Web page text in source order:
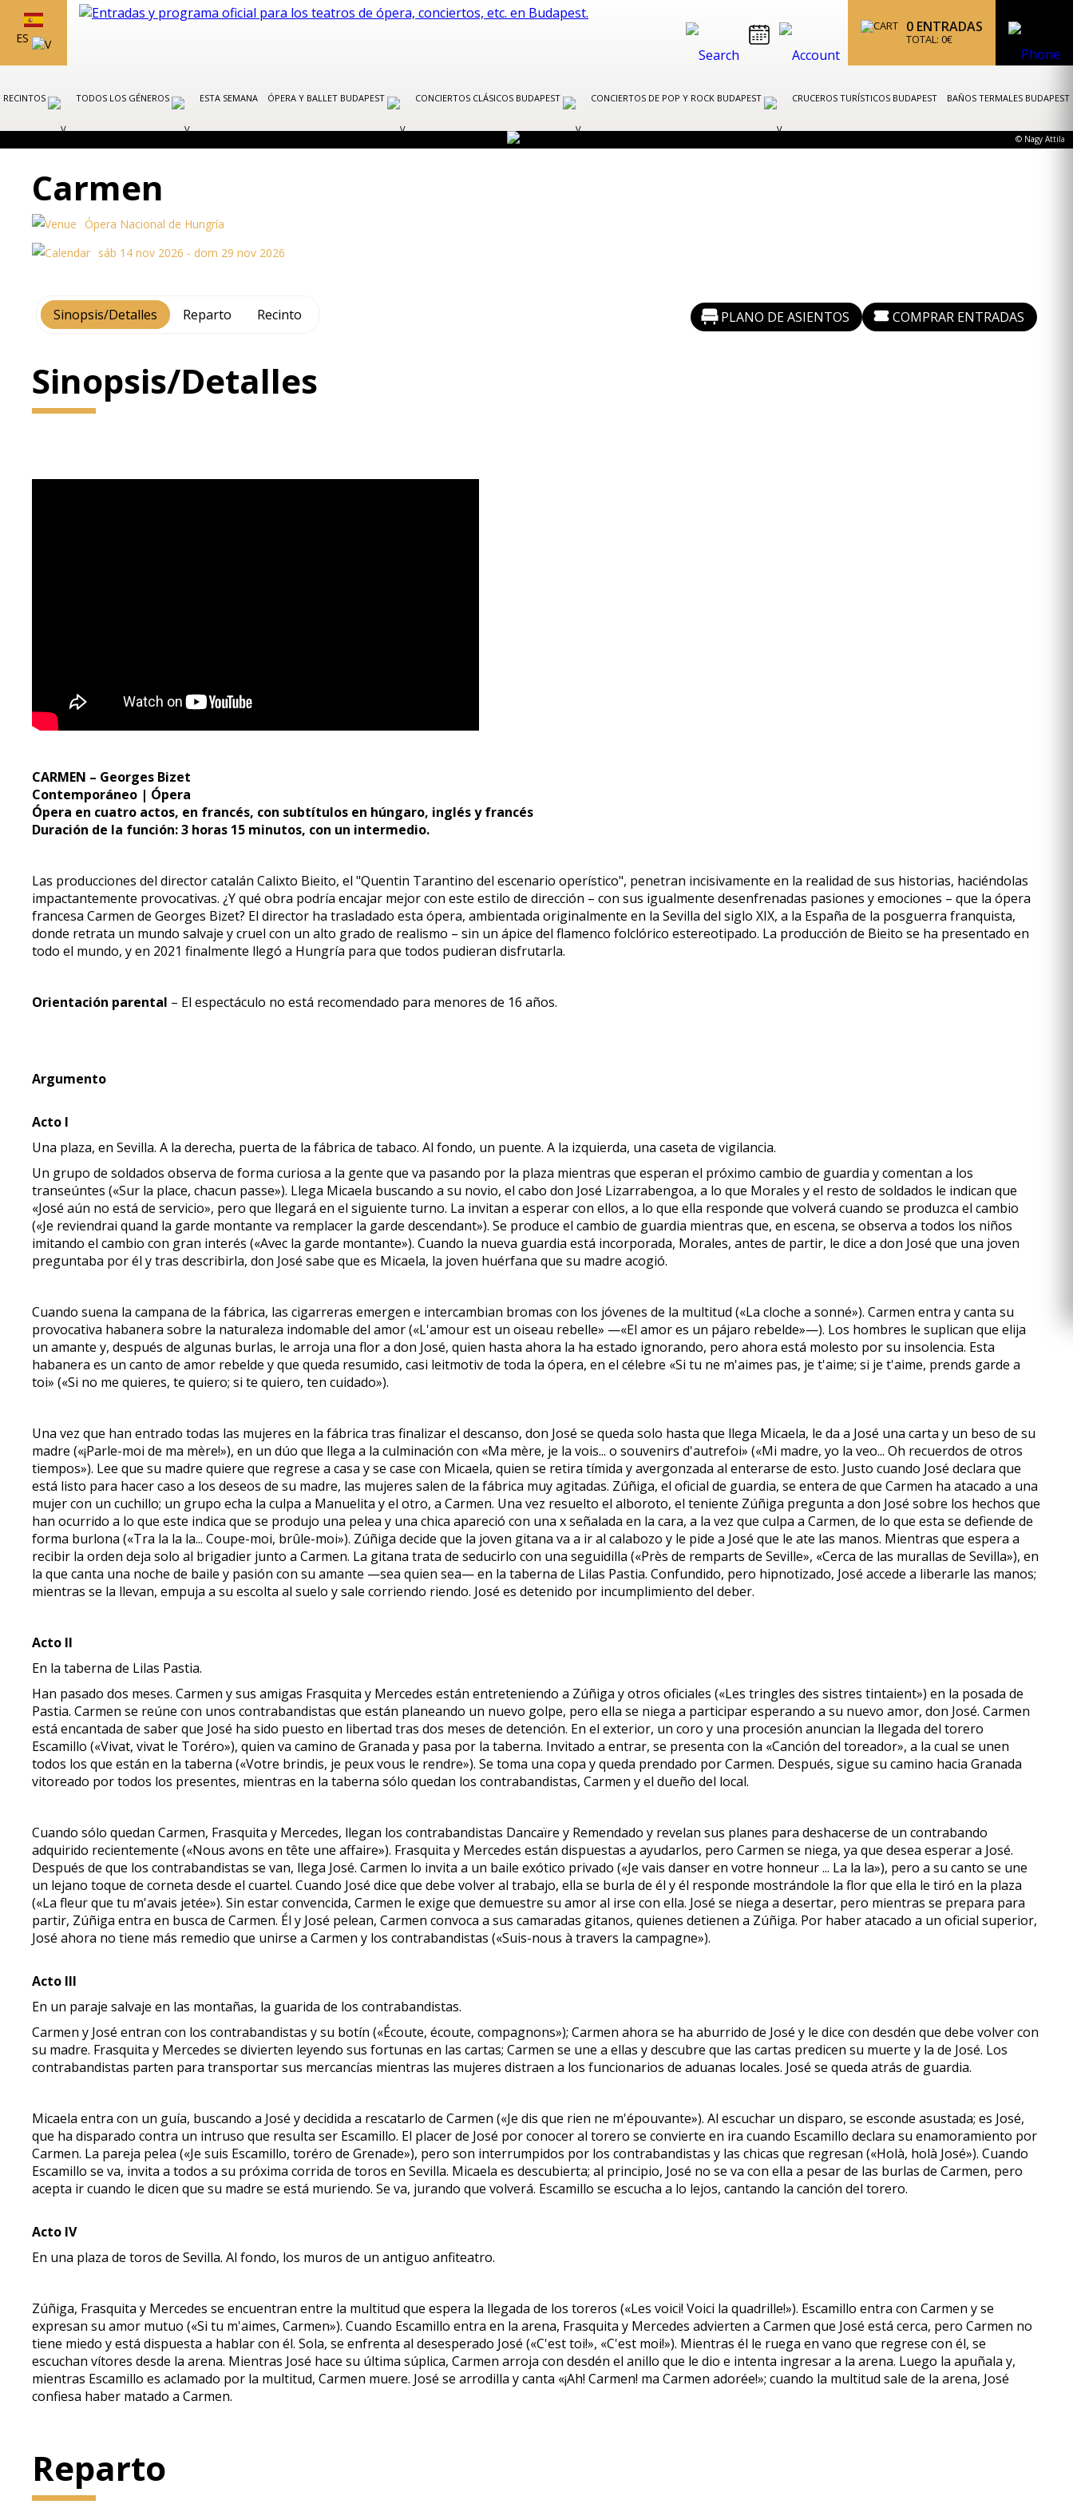
ES
0 ENTRADAS
TOTAL: 0€
RECINTOS TODOS LOS GÉNEROS ESTA SEMANA ÓPERA Y BALLET BUDAPEST CONCIERTOS CLÁSICOS BUDAPEST CONCIERTOS DE POP Y ROCK BUDAPEST CRUCEROS TURÍSTICOS BUDAPEST BAÑOS TERMALES BUDAPEST
© Nagy Attila
Carmen
Ópera Nacional de Hungría
sáb 14 nov 2026 - dom 29 nov 2026
Sinopsis/Detalles Reparto Recinto PLANO DE ASIENTOS COMPRAR ENTRADAS
Sinopsis/Detalles
CARMEN – Georges Bizet
Contemporáneo | Ópera
Ópera en cuatro actos, en francés, con subtítulos en húngaro, inglés y francés
Duración de la función: 3 horas 15 minutos, con un intermedio.
Las producciones del director catalán Calixto Bieito, el "Quentin Tarantino del escenario operístico", penetran incisivamente en la realidad de sus historias, haciéndolas
impactantemente provocativas. ¿Y qué obra podría encajar mejor con este estilo de dirección – con sus igualmente desenfrenadas pasiones y emociones – que la ópera
francesa Carmen de Georges Bizet? El director ha trasladado esta ópera, ambientada originalmente en la Sevilla del siglo XIX, a la España de la posguerra franquista,
donde retrata un mundo salvaje y cruel con un alto grado de realismo – sin un ápice del flamenco folclórico estereotipado. La producción de Bieito se ha presentado en
todo el mundo, y en 2021 finalmente llegó a Hungría para que todos pudieran disfrutarla.
Orientación parental – El espectáculo no está recomendado para menores de 16 años.
Argumento
Acto I
Una plaza, en Sevilla. A la derecha, puerta de la fábrica de tabaco. Al fondo, un puente. A la izquierda, una caseta de vigilancia.
Un grupo de soldados observa de forma curiosa a la gente que va pasando por la plaza mientras que esperan el próximo cambio de guardia y comentan a los
transeúntes («Sur la place, chacun passe»). Llega Micaela buscando a su novio, el cabo don José Lizarrabengoa, a lo que Morales y el resto de soldados le indican que
«José aún no está de servicio», pero que llegará en el siguiente turno. La invitan a esperar con ellos, a lo que ella responde que volverá cuando se produzca el cambio
(«Je reviendrai quand la garde montante va remplacer la garde descendant»). Se produce el cambio de guardia mientras que, en escena, se observa a todos los niños
imitando el cambio con gran interés («Avec la garde montante»). Cuando la nueva guardia está incorporada, Morales, antes de partir, le dice a don José que una joven
preguntaba por él y tras describirla, don José sabe que es Micaela, la joven huérfana que su madre acogió.
Cuando suena la campana de la fábrica, las cigarreras emergen e intercambian bromas con los jóvenes de la multitud («La cloche a sonné»). Carmen entra y canta su
provocativa habanera sobre la naturaleza indomable del amor («L'amour est un oiseau rebelle» —«El amor es un pájaro rebelde»—). Los hombres le suplican que elija
un amante y, después de algunas burlas, le arroja una flor a don José, quien hasta ahora la ha estado ignorando, pero ahora está molesto por su insolencia. Esta
habanera es un canto de amor rebelde y que queda resumido, casi leitmotiv de toda la ópera, en el célebre «Si tu ne m'aimes pas, je t'aime; si je t'aime, prends garde a
toi» («Si no me quieres, te quiero; si te quiero, ten cuidado»).
Una vez que han entrado todas las mujeres en la fábrica tras finalizar el descanso, don José se queda solo hasta que llega Micaela, le da a José una carta y un beso de su
madre («¡Parle-moi de ma mère!»), en un dúo que llega a la culminación con «Ma mère, je la vois... o souvenirs d'autrefoi» («Mi madre, yo la veo... Oh recuerdos de otros
tiempos»). Lee que su madre quiere que regrese a casa y se case con Micaela, quien se retira tímida y avergonzada al enterarse de esto. Justo cuando José declara que
está listo para hacer caso a los deseos de su madre, las mujeres salen de la fábrica muy agitadas. Zúñiga, el oficial de guardia, se entera de que Carmen ha atacado a una
mujer con un cuchillo; un grupo echa la culpa a Manuelita y el otro, a Carmen. Una vez resuelto el alboroto, el teniente Zúñiga pregunta a don José sobre los hechos que
han ocurrido a lo que este indica que se produjo una pelea y una chica apareció con una x señalada en la cara, a la vez que culpa a Carmen, de lo que esta se defiende de
forma burlona («Tra la la la... Coupe-moi, brûle-moi»). Zúñiga decide que la joven gitana va a ir al calabozo y le pide a José que le ate las manos. Mientras que espera a
recibir la orden deja solo al brigadier junto a Carmen. La gitana trata de seducirlo con una seguidilla («Près de remparts de Seville», «Cerca de las murallas de Sevilla»), en
la que canta una noche de baile y pasión con su amante —sea quien sea— en la taberna de Lilas Pastia. Confundido, pero hipnotizado, José accede a liberarle las manos;
mientras se la llevan, empuja a su escolta al suelo y sale corriendo riendo. José es detenido por incumplimiento del deber.
Acto II
En la taberna de Lilas Pastia.
Han pasado dos meses. Carmen y sus amigas Frasquita y Mercedes están entreteniendo a Zúñiga y otros oficiales («Les tringles des sistres tintaient») en la posada de
Pastia. Carmen se reúne con unos contrabandistas que están planeando un nuevo golpe, pero ella se niega a participar esperando a su nuevo amor, don José. Carmen
está encantada de saber que José ha sido puesto en libertad tras dos meses de detención. En el exterior, un coro y una procesión anuncian la llegada del torero
Escamillo («Vivat, vivat le Toréro»), quien va camino de Granada y pasa por la taberna. Invitado a entrar, se presenta con la «Canción del toreador», a la cual se unen
todos los que están en la taberna («Votre brindis, je peux vous le rendre»). Se toma una copa y queda prendado por Carmen. Después, sigue su camino hacia Granada
vitoreado por todos los presentes, mientras en la taberna sólo quedan los contrabandistas, Carmen y el dueño del local.
Cuando sólo quedan Carmen, Frasquita y Mercedes, llegan los contrabandistas Dancaïre y Remendado y revelan sus planes para deshacerse de un contrabando
adquirido recientemente («Nous avons en tête une affaire»). Frasquita y Mercedes están dispuestas a ayudarlos, pero Carmen se niega, ya que desea esperar a José.
Después de que los contrabandistas se van, llega José. Carmen lo invita a un baile exótico privado («Je vais danser en votre honneur ... La la la»), pero a su canto se une
un lejano toque de corneta desde el cuartel. Cuando José dice que debe volver al trabajo, ella se burla de él y él responde mostrándole la flor que ella le tiró en la plaza
(«La fleur que tu m'avais jetée»). Sin estar convencida, Carmen le exige que demuestre su amor al irse con ella. José se niega a desertar, pero mientras se prepara para
partir, Zúñiga entra en busca de Carmen. Él y José pelean, Carmen convoca a sus camaradas gitanos, quienes detienen a Zúñiga. Por haber atacado a un oficial superior,
José ahora no tiene más remedio que unirse a Carmen y los contrabandistas («Suis-nous à travers la campagne»).
Acto III
En un paraje salvaje en las montañas, la guarida de los contrabandistas.
Carmen y José entran con los contrabandistas y su botín («Écoute, écoute, compagnons»); Carmen ahora se ha aburrido de José y le dice con desdén que debe volver con
su madre. Frasquita y Mercedes se divierten leyendo sus fortunas en las cartas; Carmen se une a ellas y descubre que las cartas predicen su muerte y la de José. Los
contrabandistas parten para transportar sus mercancías mientras las mujeres distraen a los funcionarios de aduanas locales. José se queda atrás de guardia.
Micaela entra con un guía, buscando a José y decidida a rescatarlo de Carmen («Je dis que rien ne m'épouvante»). Al escuchar un disparo, se esconde asustada; es José,
que ha disparado contra un intruso que resulta ser Escamillo. El placer de José por conocer al torero se convierte en ira cuando Escamillo declara su enamoramiento por
Carmen. La pareja pelea («Je suis Escamillo, toréro de Grenade»), pero son interrumpidos por los contrabandistas y las chicas que regresan («Holà, holà José»). Cuando
Escamillo se va, invita a todos a su próxima corrida de toros en Sevilla. Micaela es descubierta; al principio, José no se va con ella a pesar de las burlas de Carmen, pero
acepta ir cuando le dicen que su madre se está muriendo. Se va, jurando que volverá. Escamillo se escucha a lo lejos, cantando la canción del torero.
Acto IV
En una plaza de toros de Sevilla. Al fondo, los muros de un antiguo anfiteatro.
Zúñiga, Frasquita y Mercedes se encuentran entre la multitud que espera la llegada de los toreros («Les voici! Voici la quadrille!»). Escamillo entra con Carmen y se
expresan su amor mutuo («Si tu m'aimes, Carmen»). Cuando Escamillo entra en la arena, Frasquita y Mercedes advierten a Carmen que José está cerca, pero Carmen no
tiene miedo y está dispuesta a hablar con él. Sola, se enfrenta al desesperado José («C'est toi!», «C'est moi!»). Mientras él le ruega en vano que regrese con él, se
escuchan vítores desde la arena. Mientras José hace su última súplica, Carmen arroja con desdén el anillo que le dio e intenta ingresar a la arena. Luego la apuñala y,
mientras Escamillo es aclamado por la multitud, Carmen muere. José se arrodilla y canta «¡Ah! Carmen! ma Carmen adorée!»; cuando la multitud sale de la arena, José
confiesa haber matado a Carmen.
Reparto